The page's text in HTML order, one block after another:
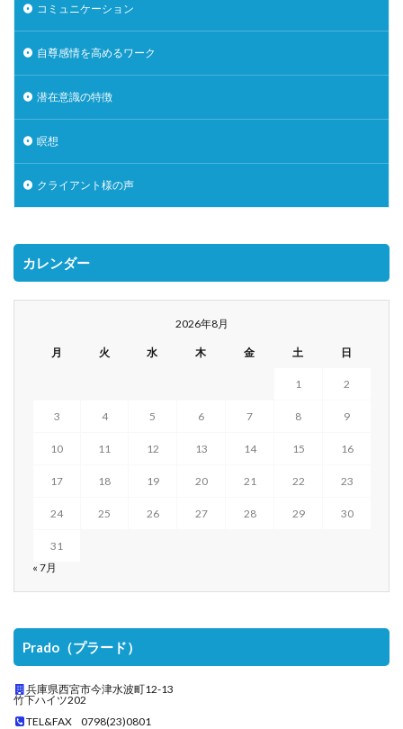
コミュニケーション
自尊感情を高めるワーク
潜在意識の特徴
瞑想
クライアント様の声
カレンダー
2026年8月
月 火 水 木 金 土 日
1 2
3 4 5 6 7 8 9
10 11 12 13 14 15 16
17 18 19 20 21 22 23
24 25 26 27 28 29 30
31
« 7月
Prado（プラード）
兵庫県西宮市今津水波町12-13
竹下ハイツ202
TEL&FAX 0798(23)0801